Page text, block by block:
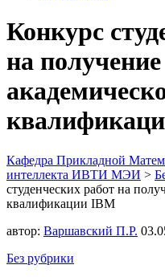
Конкурс
на
Кафедра Прикладной
интеллекта ИВТИ МЭИ >
студенческих работ на
квалификации IBM
автор: Варшавский П.Р.
Без рубрики